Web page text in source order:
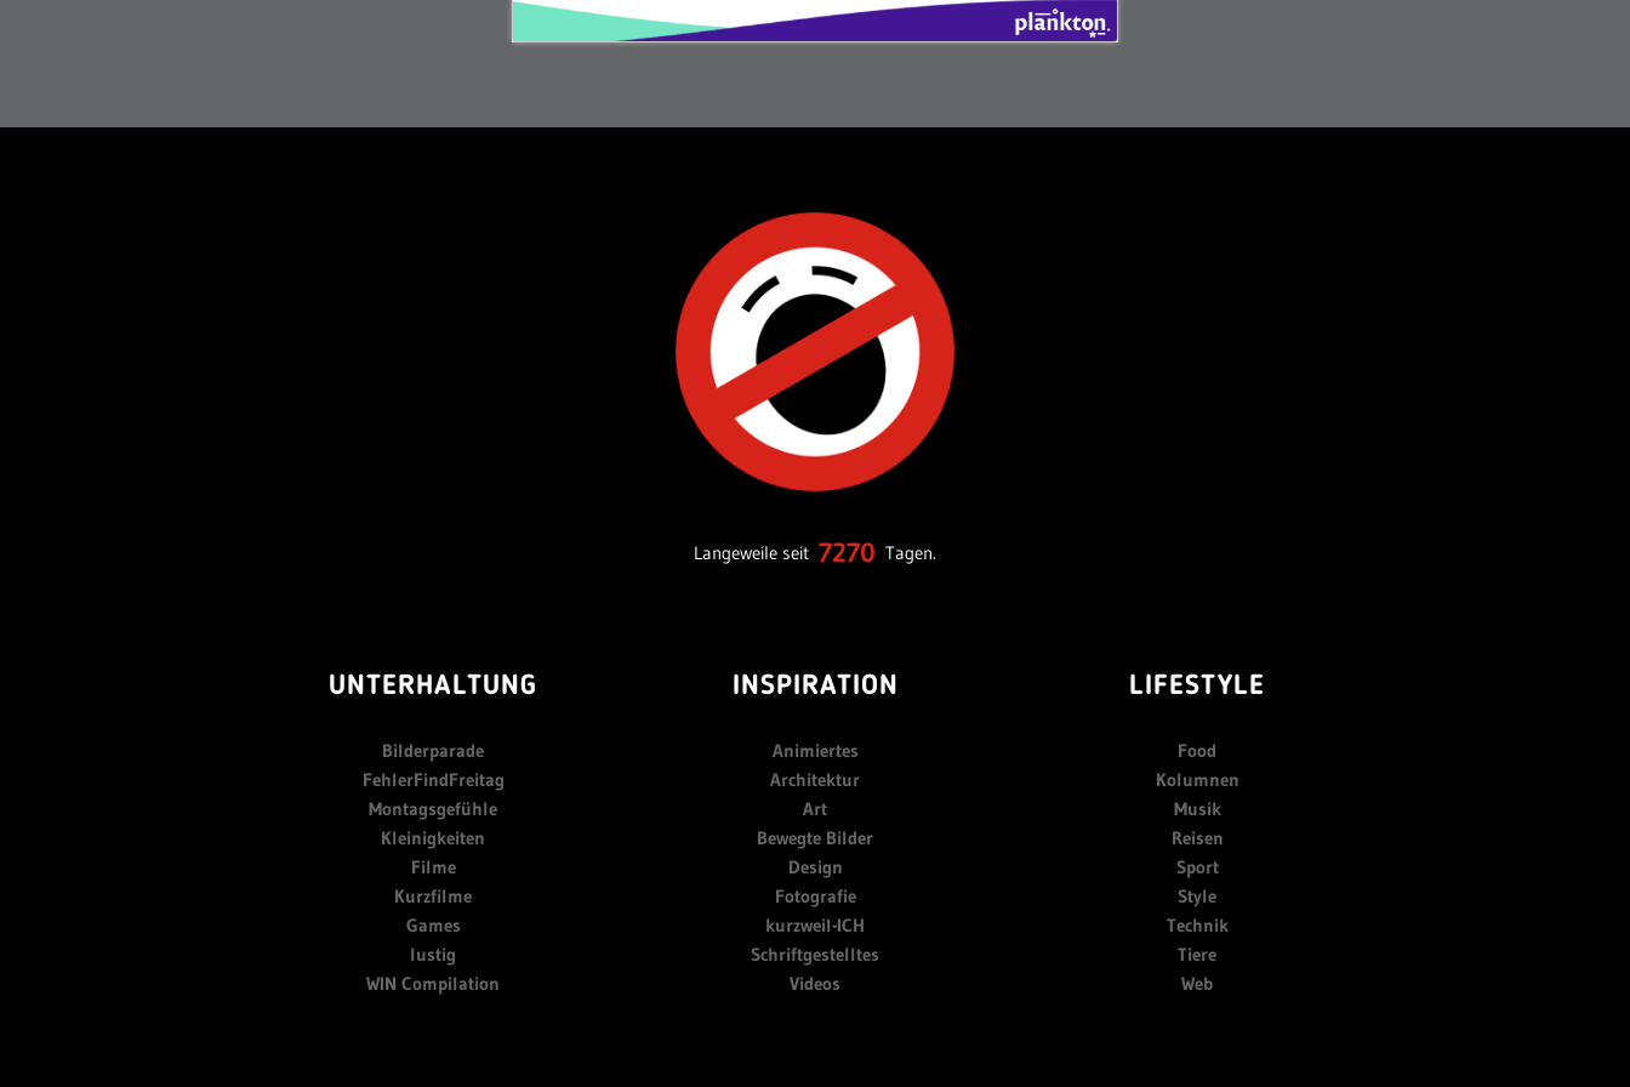
Langeweile seit 7270 Tagen.
UNTERHALTUNG
Bilderparade
FehlerFindFreitag
Montagsgefühle
Kleinigkeiten
Filme
Kurzfilme
Games
lustig
WIN Compilation
INSPIRATION
Animiertes
Architektur
Art
Bewegte Bilder
Design
Fotografie
kurzweil-ICH
Schriftgestelltes
Videos
LIFESTYLE
Food
Kolumnen
Musik
Reisen
Sport
Style
Technik
Tiere
Web